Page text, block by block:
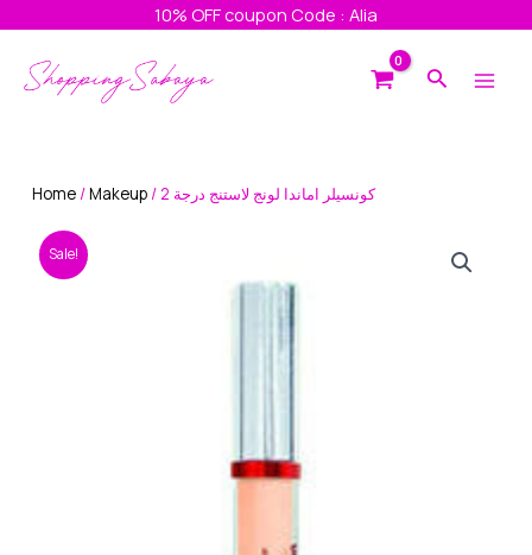
content
10% OFF coupon Code : Alia
Search
Home/Makeup / كونسيلر اماندا لونج لاستنج درجة 2
Sale!